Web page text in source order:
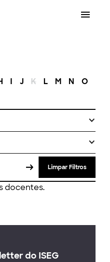
I J K L M N O
Limpar Filtros
docentes.
do ISEG